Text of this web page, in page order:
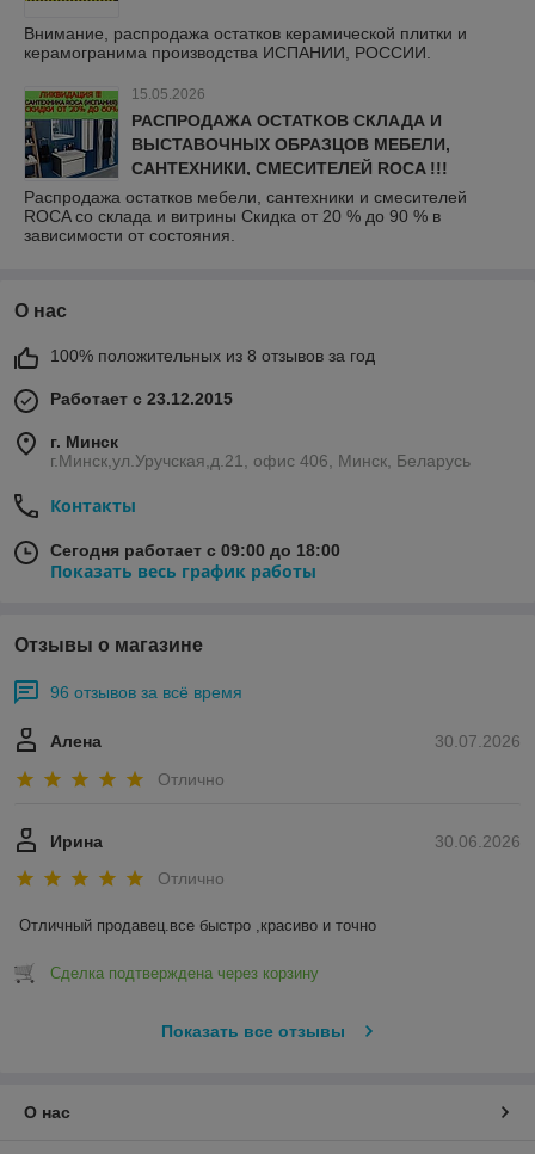
Внимание, распродажа остатков керамической плитки и
керамогранима производства ИСПАНИИ, РОССИИ.
15.05.2026
РАСПРОДАЖА ОСТАТКОВ СКЛАДА И
ВЫСТАВОЧНЫХ ОБРАЗЦОВ МЕБЕЛИ,
САНТЕХНИКИ, СМЕСИТЕЛЕЙ ROCA !!!
Распродажа остатков мебели, сантехники и смесителей
ROCA со склада и витрины Скидка от 20 % до 90 % в
зависимости от состояния.
О нас
100% положительных из 8 отзывов за год
Работает с 23.12.2015
г. Минск
г.Минск,ул.Уручская,д.21, офис 406, Минск, Беларусь
Контакты
Сегодня работает с 09:00 до 18:00
Показать весь график работы
Отзывы о магазине
96 отзывов за всё время
30.07.2026
Алена
Отлично
30.06.2026
Ирина
Отлично
Отличный продавец.все быстро ,красиво и точно
Сделка подтверждена через корзину
Показать все отзывы
О нас